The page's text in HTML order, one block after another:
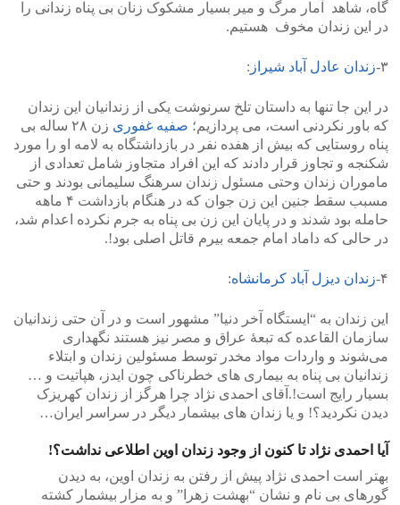
گاه، شاهد آمار مرگ و میر بسیار مشکوک زنان بی پناه زندانی را
در این زندان مخوف هستیم.
۳- زندان عادل آباد شیراز :
در این جا تنها به داستان تلخ سرنوشت یکی از زندانیان این زندان
که باور نکردنی است، می پردازیم؛ صفیه غفوری
زن ۲۸ ساله بی
پناه روستایی که بیش از هفده نفر در بازداشتگاه به لامه او را مورد
شکنجه و تجاوز قرار دادند که این افراد متجاوز شامل تعدادی از
ماموران زندان وحتی مسئول زندان سرهنگ سلیمانی بودند و حتی
مسبب سقط جنین این زن جوان که در هنگام بازداشت ۴ ماهه
حامله بود شدند و در پایان این زن بی پناه به جرم نکرده اعدام شد،
در حالی که داماد امام جمعه بیرم قاتل اصلی بود!.
۴- زندان دیزل آباد کرمانشاه:
این زندان به “ایستگاه آخر دنیا” مشهور است و در آن حتی زندانیان
سازمان القاعده که تبعهٔ عراق و مصر نیز هستند نگهداری
می‌شوند و واردات مواد مخدر توسط مسئولین زندان و ابتلاء
زندانیان بی پناه به بیماری های خطرناکی چون ایدز، هپاتیت و …
بسیار رایج است!.آقای احمدی نژاد چرا هرگز از زندان کهریزک
دیدن نکردید؟! و یا زندان های بیشمار دیگر در سراسر ایران…
آیا احمدی نژاد تا کنون از وجود زندان اوین اطلاعی نداشت؟!
بهتر است احمدی نژاد پیش از رفتن به زندان اوین، به دیدن
گورهای بی نام و نشان “بهشت زهرا” و به مزار بیشمار کشته